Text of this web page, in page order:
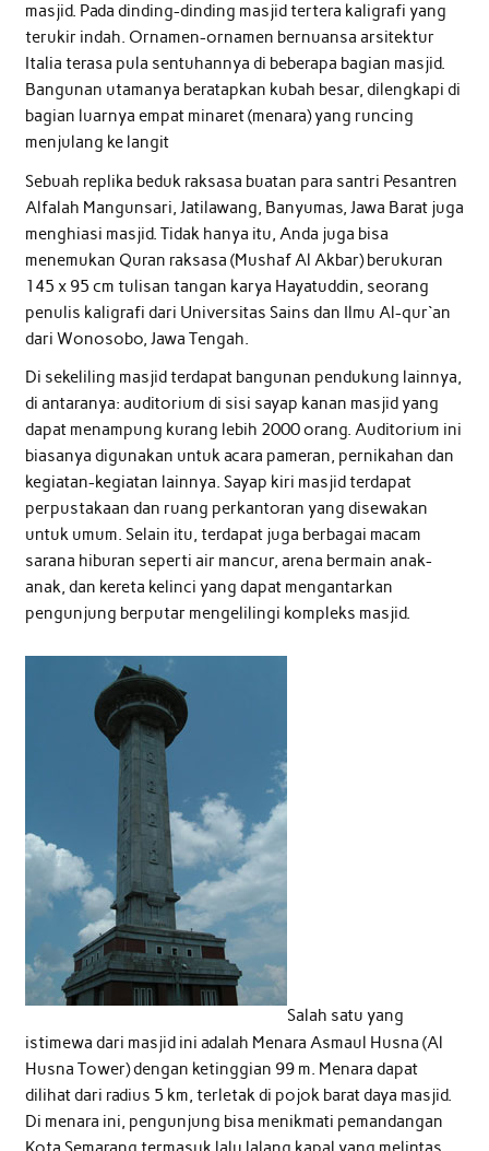
masjid. Pada dinding-dinding masjid tertera kaligrafi yang
terukir indah. Ornamen-ornamen bernuansa arsitektur
Italia terasa pula sentuhannya di beberapa bagian masjid.
Bangunan utamanya beratapkan kubah besar, dilengkapi di
bagian luarnya empat minaret (menara) yang runcing
menjulang ke langit
Sebuah replika beduk raksasa buatan para santri Pesantren
Alfalah Mangunsari, Jatilawang, Banyumas, Jawa Barat juga
menghiasi masjid. Tidak hanya itu, Anda juga bisa
menemukan Quran raksasa (Mushaf Al Akbar) berukuran
145 x 95 cm tulisan tangan karya Hayatuddin, seorang
penulis kaligrafi dari Universitas Sains dan Ilmu Al-qur`an
dari Wonosobo, Jawa Tengah.
Di sekeliling masjid terdapat bangunan pendukung lainnya,
di antaranya: auditorium di sisi sayap kanan masjid yang
dapat menampung kurang lebih 2000 orang. Auditorium ini
biasanya digunakan untuk acara pameran, pernikahan dan
kegiatan-kegiatan lainnya. Sayap kiri masjid terdapat
perpustakaan dan ruang perkantoran yang disewakan
untuk umum. Selain itu, terdapat juga berbagai macam
sarana hiburan seperti air mancur, arena bermain anak-
anak, dan kereta kelinci yang dapat mengantarkan
pengunjung berputar mengelilingi kompleks masjid.
Salah satu yang
istimewa dari masjid ini adalah Menara Asmaul Husna (Al
Husna Tower) dengan ketinggian 99 m. Menara dapat
dilihat dari radius 5 km, terletak di pojok barat daya masjid.
Di menara ini, pengunjung bisa menikmati pemandangan